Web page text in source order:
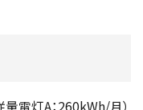
電灯A：260kWh/月）